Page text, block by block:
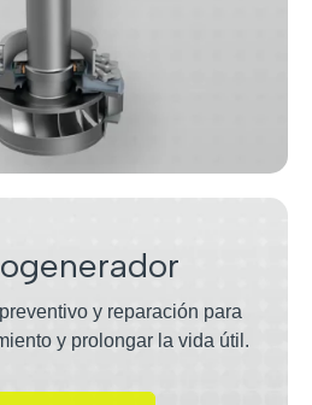
y reparación para
y prolongar la vida útil.